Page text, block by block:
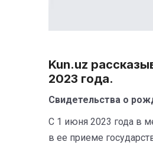
Kun.uz
2023 года.
Свидетельства о
С 1 июня 2023 года в
в ее приеме